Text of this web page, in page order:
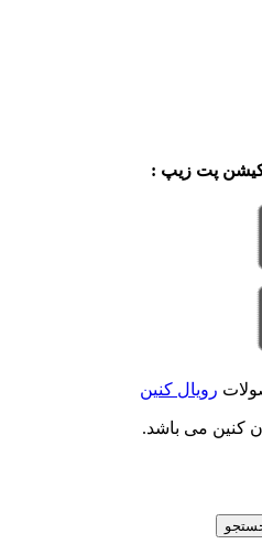
پت زیپ :
رویال کنین
کنین می باشد.